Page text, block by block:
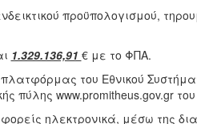
προϋπολογισμού,
1.329.136,91 € με το ΦΠΑ.
του Εθνικού
πύλης www.promitheus.gov.gr
ηλεκτρονικά, μέσω της